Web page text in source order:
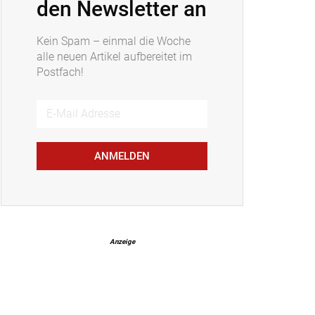
den Newsletter an
Kein Spam – einmal die Woche
alle neuen Artikel aufbereitet im
Postfach!
ANMELDEN
Anzeige